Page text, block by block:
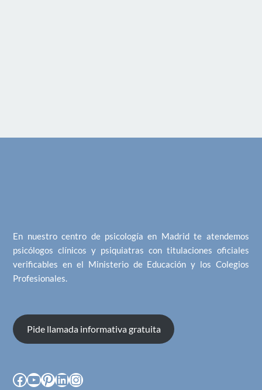
En nuestro centro de psicología en Madrid te atendemos
psicólogos clínicos y psiquiatras con titulaciones oficiales
verificables en el Ministerio de Educación y los Colegios
Profesionales.
Pide llamada informativa gratuita
Facebook
YouTube
Pinterest
LinkedIn
Instagram